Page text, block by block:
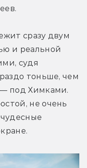
сразу двум
и реальной
судя
тоньше, чем
— под Химками.
не очень